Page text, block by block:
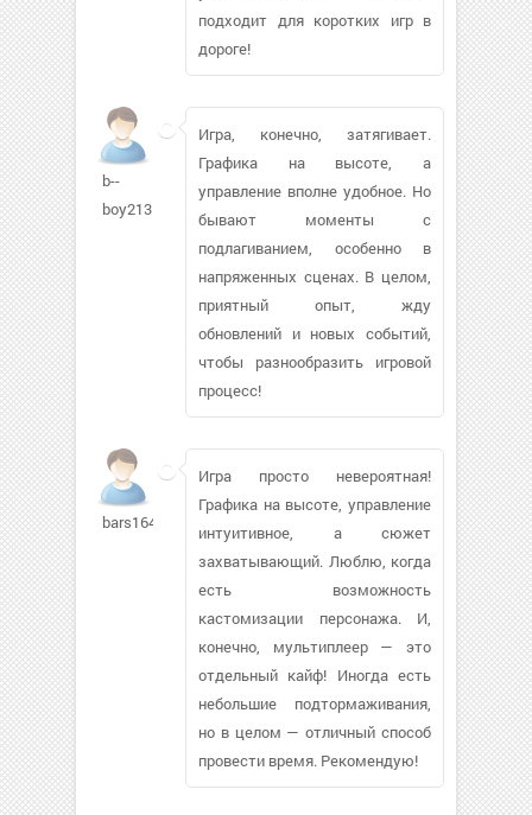
подходит для коротких игр в
дороге!
b--
boy213
Игра, конечно, затягивает.
Графика на высоте, а
управление вполне удобное. Но
бывают моменты с
подлагиванием, особенно в
напряженных сценах. В целом,
приятный опыт, жду
обновлений и новых событий,
чтобы разнообразить игровой
процесс!
bars164
Игра просто невероятная!
Графика на высоте, управление
интуитивное, а сюжет
захватывающий. Люблю, когда
есть возможность
кастомизации персонажа. И,
конечно, мультиплеер — это
отдельный кайф! Иногда есть
небольшие подтормаживания,
но в целом — отличный способ
провести время. Рекомендую!